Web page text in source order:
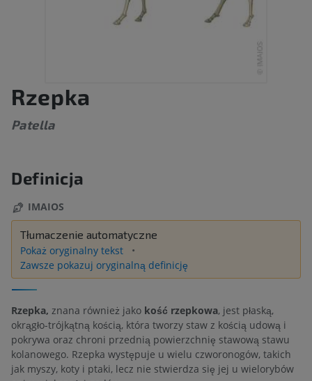
Rzepka
Patella
Definicja
IMAIOS
Tłumaczenie automatyczne
Pokaż oryginalny tekst
Zawsze pokazuj oryginalną definicję
Rzepka, znana również jako kość rzepkowa, jest płaską,
okrągło-trójkątną kością, która tworzy staw z kością udową i
pokrywa oraz chroni przednią powierzchnię stawową stawu
kolanowego. Rzepka występuje u wielu czworonogów, takich
jak myszy, koty i ptaki, lecz nie stwierdza się jej u wielorybów